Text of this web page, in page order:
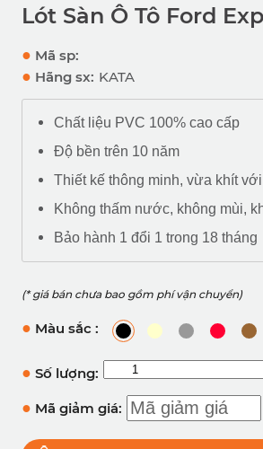
Lót Sàn Ô Tô Ford
● Mã sp:
● Hãng sx: KATA
Chất liệu PVC 100% cao cấp
Độ bền trên 10 năm
Thiết kế thông minh, vừa khít
Không thấm nước, không mùi,
Bảo hành 1 đổi 1 trong 18 tháng
(* giá bán chưa bao gồm phí vận chuyển)
● Màu sắc :
● Số lượng:
● Mã giảm giá: